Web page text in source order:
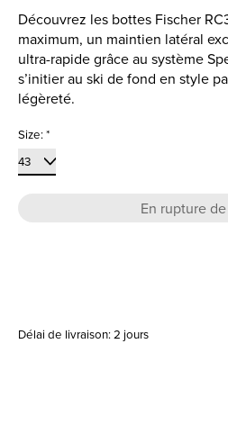
Découvrez les bottes Fischer
maximum, un maintien latéral
ultra-rapide grâce au système
s’initier au ski de fond en style
légèreté.
Size:*
En rupture
Délai de livraison: 2 jours